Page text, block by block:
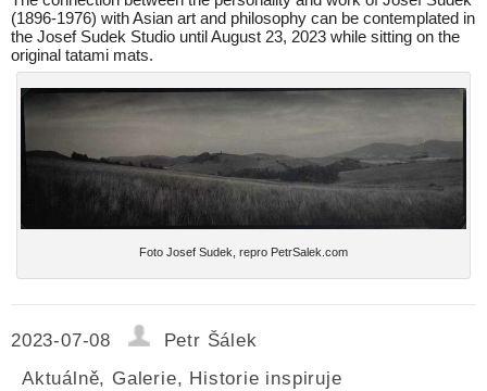
(1896-1976) with Asian art and philosophy can be contemplated in
the Josef Sudek Studio until August 23, 2023 while sitting on the
original tatami mats.
Foto Josef Sudek, repro PetrSalek.com
2023-07-08
Petr Šálek
Aktuálně, Galerie, Historie inspiruje